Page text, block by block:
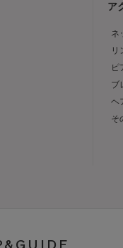
ア
ネ
リ
ピ
ブ
ヘ
そ